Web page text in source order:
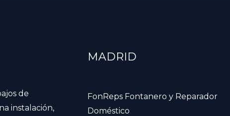
de
instalación,
MADRID
FonReps Fontanero y Reparador
Doméstico